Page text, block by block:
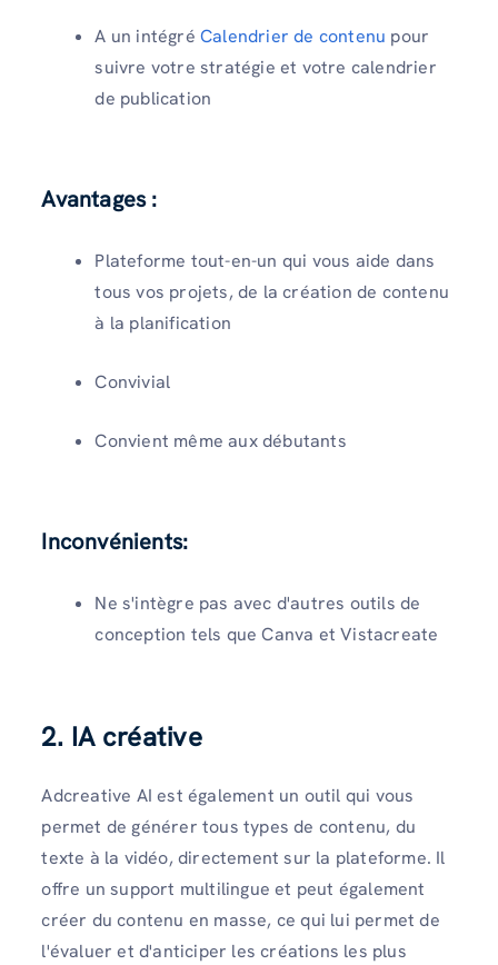
A un intégré Calendrier de contenu pour
suivre votre stratégie et votre calendrier
de publication
Avantages :
Plateforme tout-en-un qui vous aide dans
tous vos projets, de la création de contenu
à la planification
Convivial
Convient même aux débutants
Inconvénients:
Ne s'intègre pas avec d'autres outils de
conception tels que Canva et Vistacreate
2. IA créative
Adcreative AI est également un outil qui vous
permet de générer tous types de contenu, du
texte à la vidéo, directement sur la plateforme. Il
offre un support multilingue et peut également
créer du contenu en masse, ce qui lui permet de
l'évaluer et d'anticiper les créations les plus